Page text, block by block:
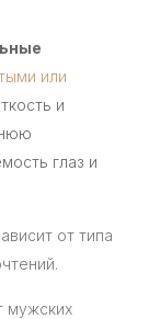
или
и
глаз и
от типа
мужских